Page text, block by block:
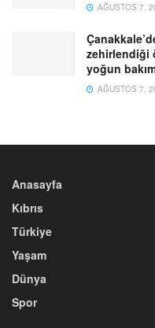
AĞUSTOS 7,
zehirlendiği
yoğun
AĞUSTOS 7,
Anasayfa
Kıbrıs
Türkiye
Yaşam
Dünya
Spor